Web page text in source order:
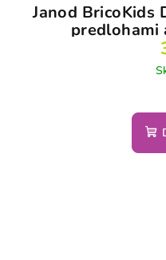
Janod BricoKids
predlohami